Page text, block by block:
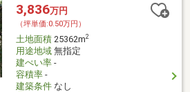
3,836万円
（坪単価:0.50万円）
土地面積25362m2
用途地域無指定
建ぺい率-
容積率-
建築条件なし